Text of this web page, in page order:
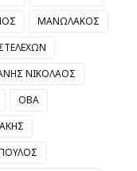
ΜΑΝΩΛΑΚΟΣ
ΝΙΚΟΛΑΟΣ
ΟΒΑ